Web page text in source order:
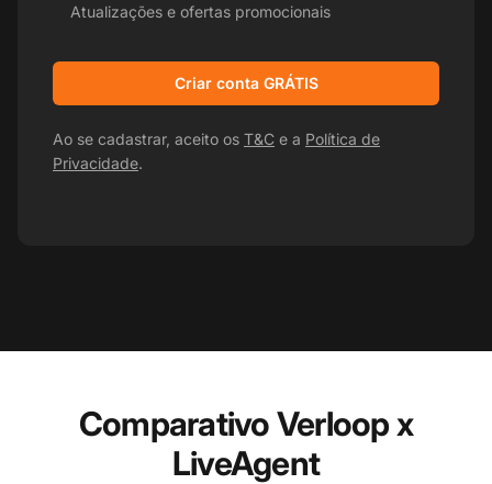
Atualizações e ofertas promocionais
Criar conta GRÁTIS
Ao se cadastrar, aceito os T&C e a Política de
Privacidade.
Comparativo Verloop x
LiveAgent